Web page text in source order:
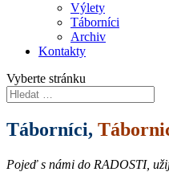
Výlety
Táborníci
Archiv
Kontakty
Vyberte stránku
Táborníci,
Pojeď s námi do RADOSTI,